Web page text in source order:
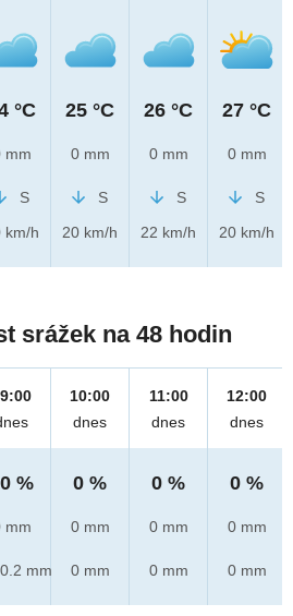
°C
mm
S
km/h
25 °C
0 mm
S
20 km/h
26 °C
0 mm
S
22 km/h
27 °C
0 mm
S
20 km/h
srážek na 48 hodin
%
mm
0.2 mm
10:00
dnes
0 %
0 mm
0 mm
11:00
dnes
0 %
0 mm
0 mm
12:00
dnes
0 %
0 mm
0 mm